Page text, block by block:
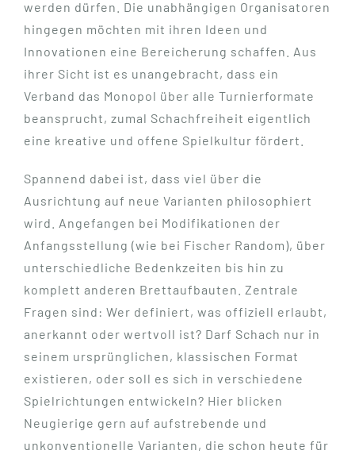
werden dürfen. Die unabhängigen Organisatoren
hingegen möchten mit ihren Ideen und
Innovationen eine Bereicherung schaffen. Aus
ihrer Sicht ist es unangebracht, dass ein
Verband das Monopol über alle Turnierformate
beansprucht, zumal Schachfreiheit eigentlich
eine kreative und offene Spielkultur fördert.
Spannend dabei ist, dass viel über die
Ausrichtung auf neue Varianten philosophiert
wird. Angefangen bei Modifikationen der
Anfangsstellung (wie bei Fischer Random), über
unterschiedliche Bedenkzeiten bis hin zu
komplett anderen Brettaufbauten. Zentrale
Fragen sind: Wer definiert, was offiziell erlaubt,
anerkannt oder wertvoll ist? Darf Schach nur in
seinem ursprünglichen, klassischen Format
existieren, oder soll es sich in verschiedene
Spielrichtungen entwickeln? Hier blicken
Neugierige gern auf aufstrebende und
unkonventionelle Varianten, die schon heute für